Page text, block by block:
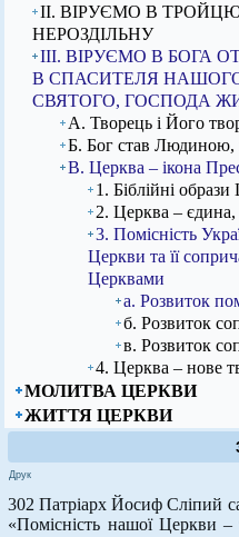
ІІ. ВІРУЄМО В
НЕРОЗДІЛЬНУ
ІІІ. ВІРУЄМО В БОГА
В СПАСИТЕЛЯ НАШОГО
СВЯТОГО, ГОСПОДА
А. Творець і Його
Б. Бог став Людиною,
В. Церква – ікона
1. Біблійні
2. Церква – єдина,
3. Помісність
Церкви та її
Церквами
а. Розвиток
б. Розвиток
в. Розвиток
4. Церква – нове
МОЛИТВА ЦЕРКВИ
ЖИТТЯ ЦЕРКВИ
Друк
302 Патріарх Йосиф Сліпий
«Помісність нашої Церкви –